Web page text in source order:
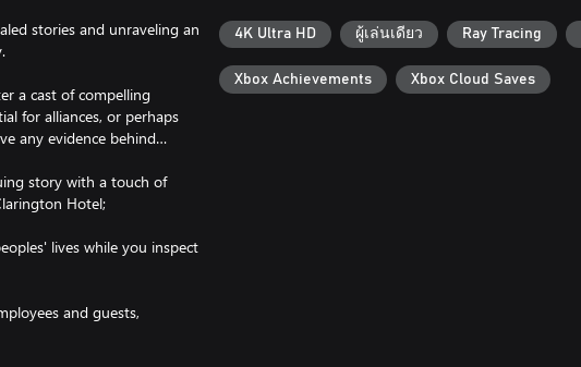
stories and unraveling an
a cast of compelling
for alliances, or perhaps
any evidence behind…
story with a touch of
Hotel;
lives while you inspect
and guests,
4K Ultra HD ผู้เล่นเดียว Ray Tracing
Xbox Achievements Xbox Cloud Saves